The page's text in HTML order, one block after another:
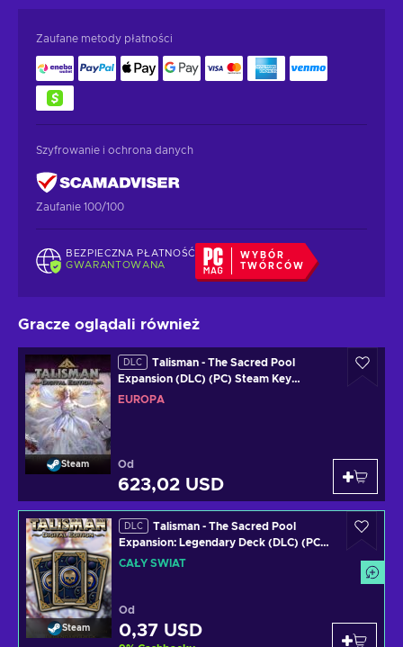
Zaufane metody płatności
Szyfrowanie i ochrona danych
Zaufanie 100/100
BEZPIECZNA PŁATNOŚĆ
GWARANTOWANA
WYBÓR
TWÓRCÓW
Gracze oglądali również
Steam
DLC
Talisman - The Sacred Pool
Expansion (DLC) (PC) Steam Key
EUROPE
EUROPA
Od
623,02 USD
Steam
DLC
Talisman - The Sacred Pool
Expansion: Legendary Deck (DLC) (PC)
Steam Key GLOBAL
CAŁY ŚWIAT
Od
0,37 USD